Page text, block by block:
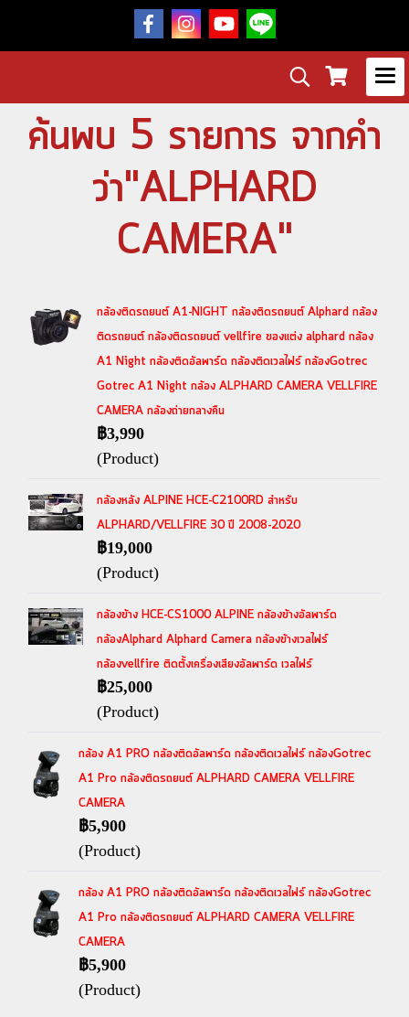
ค้นพบ 5 รายการ จากคำ
ว่า"ALPHARD
CAMERA"
กล้องติดรถยนต์ A1-NIGHT กล้องติดรถยนต์ Alphard กล้อง
ติดรถยนต์ กล้องติดรถยนต์ vellfire ของแต่ง alphard กล้อง
A1 Night กล้องติดอัลพาร์ด กล้องติดเวลไฟร์ กล้องGotrec
Gotrec A1 Night กล้อง ALPHARD CAMERA VELLFIRE
CAMERA กล้องถ่ายกลางคืน
฿3,990
(Product)
กล้องหลัง ALPINE HCE-C2100RD สำหรับ
ALPHARD/VELLFIRE 30 ปี 2008-2020
฿19,000
(Product)
กล้องข้าง HCE-CS1000 ALPINE กล้องข้างอัลพาร์ด
กล้องAlphard Alphard Camera กล้องข้างเวลไฟร์
กล้องvellfire ติดตั้งเครื่องเสียงอัลพาร์ด เวลไฟร์
฿25,000
(Product)
กล้อง A1 PRO กล้องติดอัลพาร์ด กล้องติดเวลไฟร์ กล้องGotrec
A1 Pro กล้องติดรถยนต์ ALPHARD CAMERA VELLFIRE
CAMERA
฿5,900
(Product)
กล้อง A1 PRO กล้องติดอัลพาร์ด กล้องติดเวลไฟร์ กล้องGotrec
A1 Pro กล้องติดรถยนต์ ALPHARD CAMERA VELLFIRE
CAMERA
฿5,900
(Product)